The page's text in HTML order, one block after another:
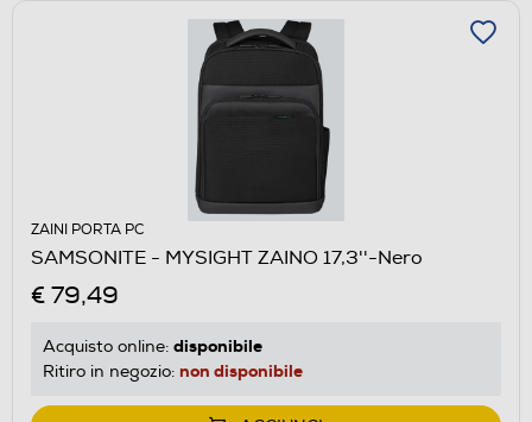
ZAINI PORTA PC
SAMSONITE - MYSIGHT ZAINO 17,3''-Nero
€ 79,49
Acquisto online: disponibile
Ritiro in negozio: non disponibile